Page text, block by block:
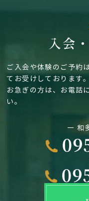
入会
ご入会や体験のご予約
てお受けしております。
お急ぎの方は、お電話
い。
― 和